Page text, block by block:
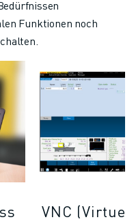
Funktionen noch
VNC